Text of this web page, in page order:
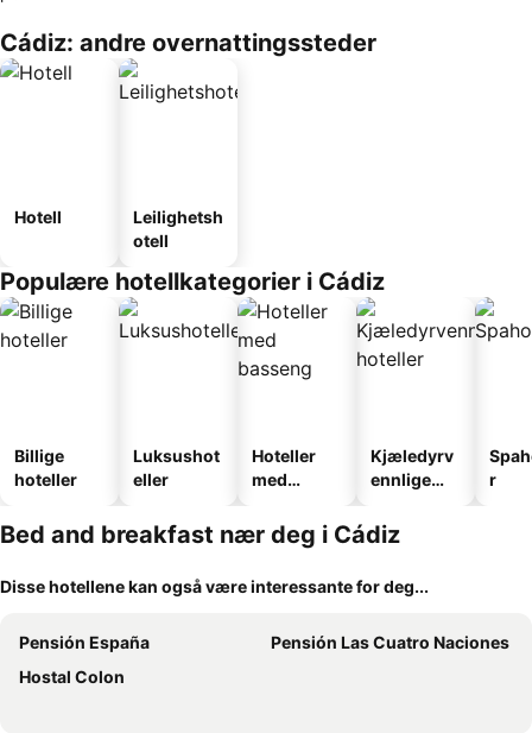
Cádiz: andre overnattingssteder
Hotell
Leilighetsh
otell
Populære hotellkategorier i Cádiz
Billige
hoteller
Luksushot
eller
Hoteller
med
Kjæledyrv
ennlige
r
Bed and breakfast nær deg i Cádiz
Disse hotellene kan også være interessante for deg...
Pensión España
Pensión Las Cuatro Naciones
Hostal Colon